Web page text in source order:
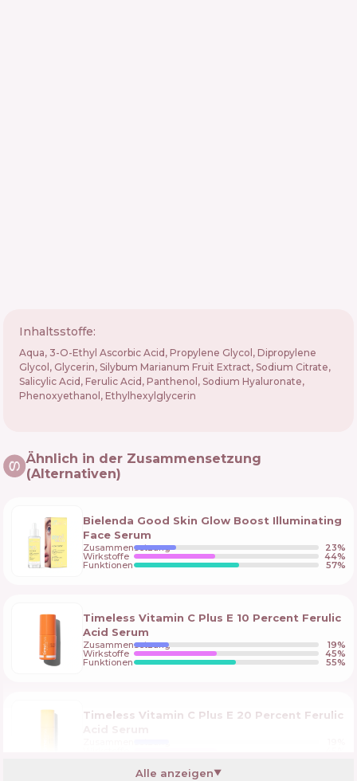
Inhaltsstoffe:
Aqua, 3-O-Ethyl Ascorbic Acid, Propylene Glycol, Dipropylene
Glycol, Glycerin, Silybum Marianum Fruit Extract, Sodium Citrate,
Salicylic Acid, Ferulic Acid, Panthenol, Sodium Hyaluronate,
Phenoxyethanol, Ethylhexylglycerin
Ähnlich in der Zusammensetzung
(Alternativen)
Bielenda Good Skin Glow Boost Illuminating
Face Serum
Zusammensetzung 23%
Wirkstoffe 44%
Funktionen 57%
Timeless Vitamin C Plus E 10 Percent Ferulic
Acid Serum
Zusammensetzung 19%
Wirkstoffe 45%
Funktionen 55%
Timeless Vitamin C Plus E 20 Percent Ferulic
Alle anzeigen▼